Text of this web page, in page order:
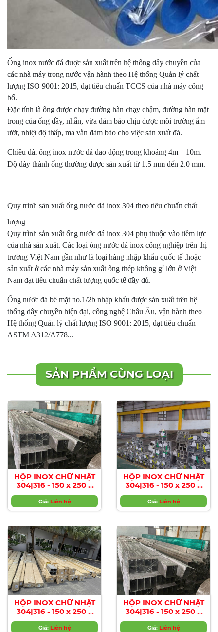
Ống inox nước đá được sản xuất trên hệ thống dây chuyền của
các nhà máy trong nước vận hành theo Hệ thống Quản lý chất
lượng ISO 9001: 2015, đạt tiêu chuẩn TCCS của nhà máy công
bố.
Đặc tính là ống được chạy đường hàn chạy chậm, đường hàn mặt
trong của ống đầy, nhẵn, vừa đảm bảo chịu được môi trường ẩm
ướt, nhiệt độ thấp, mà vẫn đảm bảo cho việc sản xuất đá.
Chiều dài ống inox nước đá dao động trong khoảng 4m – 10m.
Độ dày thành ống thường được sản xuất từ 1,5 mm đến 2.0 mm.
Quy trình sản xuất ống nước đá inox 304 theo tiêu chuẩn chất
lượng
Quy trình sản xuất ống nước đá inox 304 phụ thuộc vào tiềm lực
của nhà sản xuất. Các loại ống nước đá inox công nghiệp trên thị
trường Việt Nam gần như là loại hàng nhập khẩu quốc tế ,hoặc
sản xuất ở các nhà máy sản xuất ống thép không gỉ lớn ở Việt
Nam đạt tiêu chuẩn chất lượng quốc tế đầy đủ.
Ống nước đá bề mặt no.1/2b nhập khẩu được sản xuất trên hệ
thống dây chuyền hiện đại, công nghệ Châu Âu, vận hành theo
Hệ thống Quản lý chất lượng ISO 9001: 2015, đạt tiêu chuẩn
ASTM A312/A778...
SẢN PHẨM CÙNG LOẠI
HỘP INOX CHỮ NHẬT
304|316 - 150 x 250 x
4.0MM
Giá: Liên hệ
HỘP INOX CHỮ NHẬT
304|316 - 150 x 250 x
5.0MM
Giá: Liên hệ
HỘP INOX CHỮ NHẬT
304|316 - 150 x 250 x
6.0MM
Giá: Liên hệ
HỘP INOX CHỮ NHẬT
304|316 - 150 x 250 x
7.0MM
Giá: Liên hệ